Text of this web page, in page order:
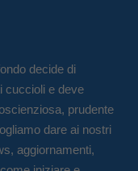
decide di
cuccioli e deve
prudente
dare ai nostri
aggiornamenti,